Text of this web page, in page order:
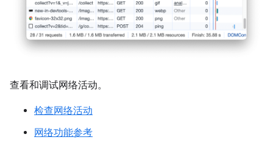
查看和调试网络活动。
检查网络活动
网络功能参考